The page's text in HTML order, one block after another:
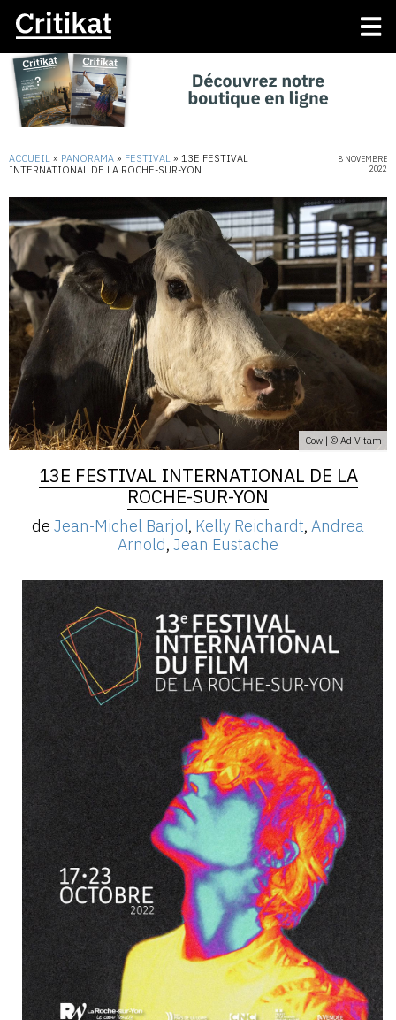
ACCUEIL » PANORAMA » FESTIVAL » 13E FESTIVAL
INTERNATIONAL DE LA ROCHE-SUR-YON
8 NOVEMBRE
2022
Cow | © Ad Vitam
13E FESTIVAL INTERNATIONAL DE LA
ROCHE-SUR-YON
de Jean-Michel Barjol, Kelly Reichardt, Andrea
Arnold, Jean Eustache